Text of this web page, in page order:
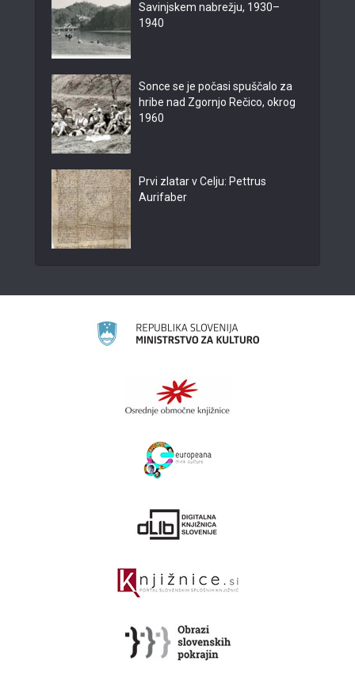
Savinjskem nabrežju, 1930–
1940
Sonce se je počasi spuščalo za
hribe nad Zgornjo Rečico, okrog
1960
Prvi zlatar v Celju: Pettrus
Aurifaber